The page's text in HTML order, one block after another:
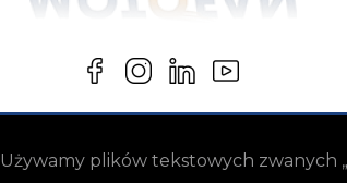
Używamy plików tekstowych zwanych